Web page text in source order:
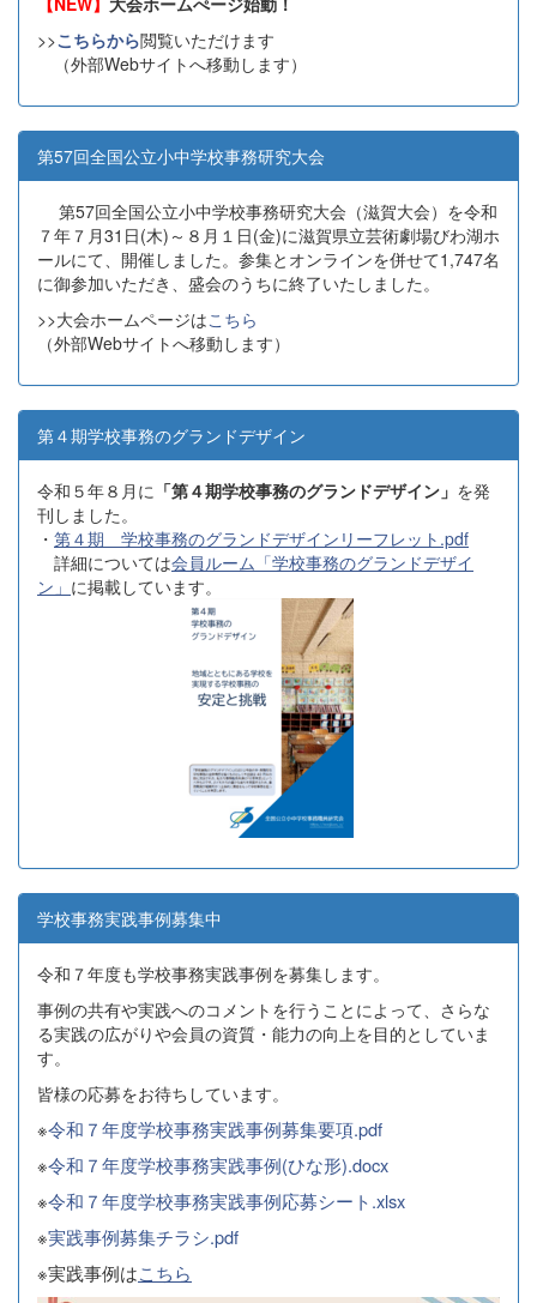
>>こちらから閲覧いただけます
（外部Webサイトへ移動します）
第57回全国公立小中学校事務研究大会
第57回全国公立小中学校事務研究大会（滋賀大会）を令和
７年７月31日(木)～８月１日(金)に滋賀県立芸術劇場びわ湖ホ
ールにて、開催しました。参集とオンラインを併せて1,747名
に御参加いただき、盛会のうちに終了いたしました。
>>大会ホームページはこちら
（外部Webサイトへ移動します）
第４期学校事務のグランドデザイン
令和５年８月に 「第４期学校事務のグランドデザイン」 を発
刊しました。
・ 第４期 学校事務のグランドデザインリーフレット.pdf
詳細については会員ルーム「学校事務のグランドデザイ
ン」 に掲載しています。
学校事務実践事例募集中
令和７年度も学校事務実践事例を募集します。
事例の共有や実践へのコメントを行うことによって、さらな
る実践の広がりや会員の資質・能力の向上を目的としていま
す。
皆様の応募をお待ちしています。
※令和７年度学校事務実践事例募集要項.pdf
※令和７年度学校事務実践事例(ひな形).docx
※令和７年度学校事務実践事例応募シート.xlsx
※実践事例募集チラシ.pdf
※実践事例はこちら